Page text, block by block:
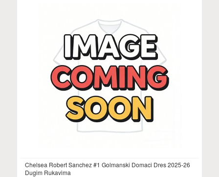
Chelsea Robert Sanchez #1 Golmanski Domaci Dres 2025-26
Dugim Rukavima